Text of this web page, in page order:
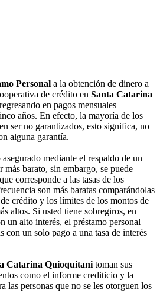
Personal a la obtención de dinero a
de crédito en Santa Catarina
en pagos mensuales
años. En efecto, la mayoría de los
ser no garantizados, esto significa, no
alguna garantía.
mediante el respaldo de un
más barato, sin embargo, se puede
corresponde a las tasas de los
son más baratas comparándolas
crédito y los límites de los montos de
altos. Si usted tiene sobregiros, en
un alto interés, el préstamo personal
con un solo pago a una tasa de interés
Catarina Quioquitani toman sus
como el informe crediticio y la
las personas que no se les otorguen los